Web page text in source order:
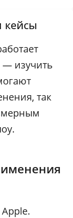
кейсы
— изучить
так